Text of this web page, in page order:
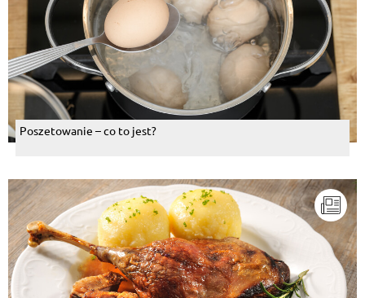
Poszetowanie – co to jest?